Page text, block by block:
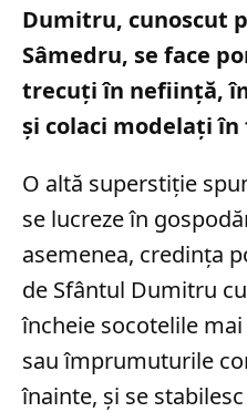
Dumitru, cunoscut
Sâmedru, se face
trecuți în neființă,
și colaci modelați
O altă superstiție
se lucreze în
asemenea, credința
de Sfântul Dumitru
încheie socotelile
sau împrumuturile
înainte, și se